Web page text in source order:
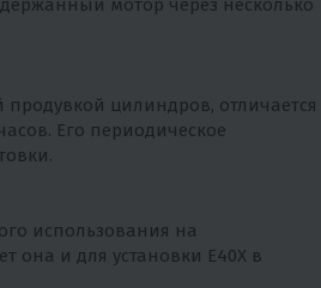
мотор через несколько
цилиндров, отличается
Его периодическое
использования на
и для установки E40X в